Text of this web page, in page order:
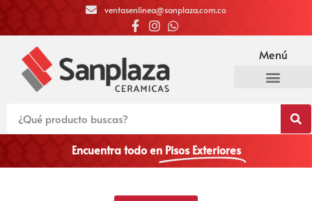
ventasenlinea@sanplaza.com.co
Menú
Encuentra todo en Pisos Exteriores